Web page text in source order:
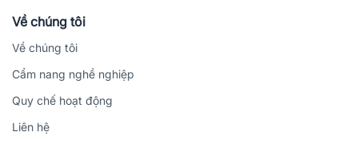
Về chúng tôi
Về chúng tôi
Cẩm nang nghề nghiệp
Quy chế hoạt động
Liên hệ